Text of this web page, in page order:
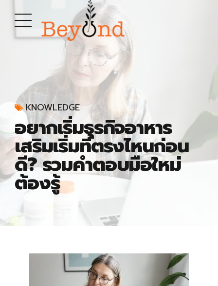
KNOWLEDGE
อยากเริ่มธุรกิจอาหาร
เสริมเริ่มที่ตรงไหนก่อน
ดี? รวมคำตอบมือใหม่
ต้องรู้